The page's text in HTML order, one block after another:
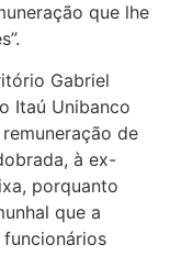
que lhe
Gabriel
Itaú Unibanco
de
à ex-
porquanto
que a
funcionários